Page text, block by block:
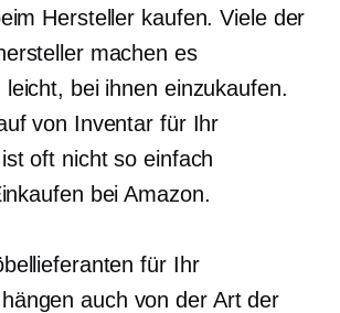
Hersteller kaufen. Viele der
machen es
bei ihnen einzukaufen.
von Inventar für Ihr
oft nicht so einfach
bei Amazon.
für Ihr
auch von der Art der